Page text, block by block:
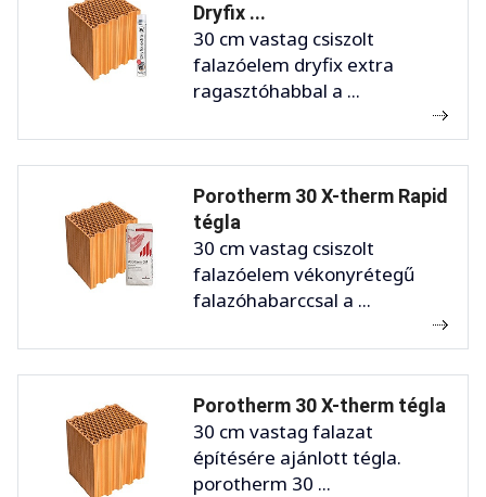
Dryfix ...
30 cm vastag csiszolt
falazóelem dryfix extra
ragasztóhabbal a ...
Porotherm 30 X-therm Rapid
tégla
30 cm vastag csiszolt
falazóelem vékonyrétegű
falazóhabarccsal a ...
Porotherm 30 X-therm tégla
30 cm vastag falazat
építésére ajánlott tégla.
porotherm 30 ...